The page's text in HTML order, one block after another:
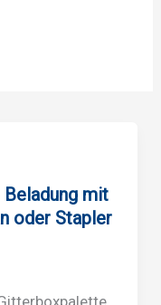
mit
oder Stapler